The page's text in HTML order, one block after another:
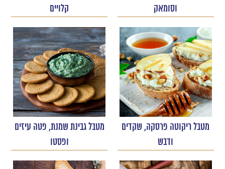
וסומאק
קלויים
מטבל ריקוטה פרסקה, שקדים
ודבש
מטבל גבינת שמנת, פטה עיזים
ופסטו